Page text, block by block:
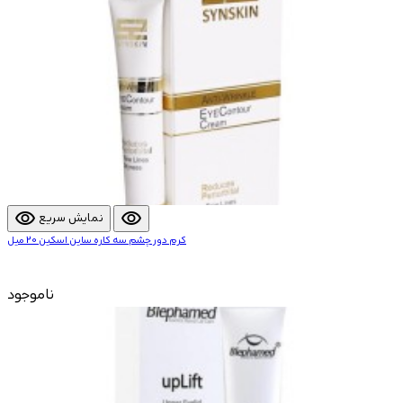
visibility نمایش سریع visibility
کرم دور چشم سه کاره ساین اسکین 20 میل
ناموجود